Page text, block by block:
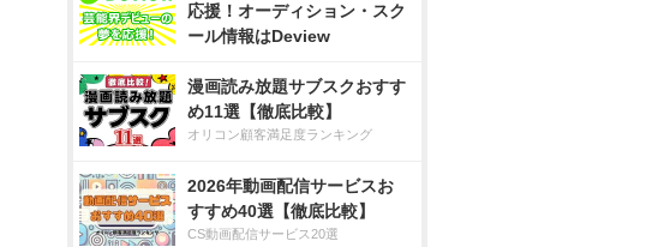
応援！オーディション・スク
ール情報はDeview
漫画読み放題サブスクおすす
め11選【徹底比較】
オリコン顧客満足度ランキング
2026年動画配信サービスお
すすめ40選【徹底比較】
CS動画配信サービス20選